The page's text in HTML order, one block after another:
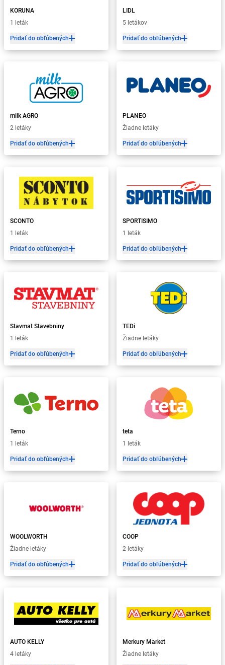
KORUNA
1 leták
Pridať do obľúbených
LIDL
5 letákov
Pridať do obľúbených
milk AGRO
2 letáky
Pridať do obľúbených
PLANEO
Žiadne letáky
Pridať do obľúbených
SCONTO
1 leták
Pridať do obľúbených
SPORTISIMO
1 leták
Pridať do obľúbených
Stavmat Stavebniny
1 leták
Pridať do obľúbených
TEDi
Žiadne letáky
Pridať do obľúbených
Terno
1 leták
Pridať do obľúbených
teta
1 leták
Pridať do obľúbených
WOOLWORTH
Žiadne letáky
Pridať do obľúbených
COOP
2 letáky
Pridať do obľúbených
AUTO KELLY
4 letáky
Merkury Market
Žiadne letáky